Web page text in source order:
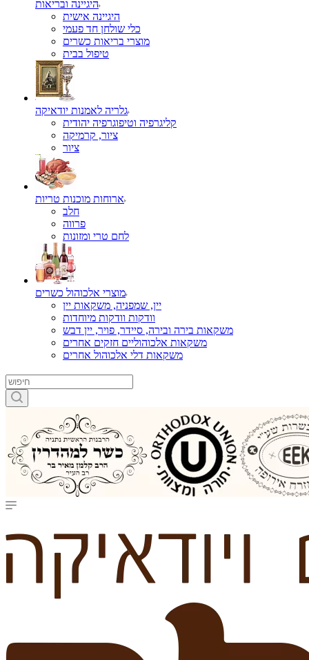
היגיינה ובריאות
היגיינה אישית
כלי שולחן חד פעמי
מוצרי בריאות כשרים
טיפול בבית
גלריה לאמנות יודאיקה
קליגרפיה וטיפוגרפיה יהודית
ציור, קרמיקה
ציור
ארוחות מוכנות טריות
חלב
פרווה
לחם טרי ומזונות
מוצרי אלכוהול כשרים
יין, שמפניה, משקאות יין
וודקות וודקות מיוחדות
משקאות בירה ובירה, סיידר, פויר, יין דבש
משקאות אלכוהוליים חזקים אחרים
משקאות דלי אלכוהול אחרים